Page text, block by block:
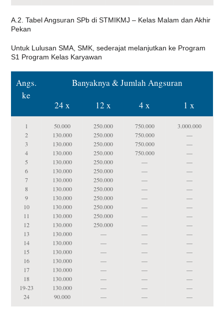
A.2. Tabel Angsuran SPb di STMIKMJ – Kelas Malam dan Akhir
Pekan
Untuk Lulusan SMA, SMK, sederajat melanjutkan ke Program
S1 Program Kelas Karyawan
Angs.
ke
Banyaknya & Jumlah Angsuran
24 x
12 x 4 x 1 x
1
2
3
4
5
6
7
8
9
10
11
12
13
14
15
16
17
18
19-23
24
50.000
130.000
130.000
130.000
130.000
130.000
130.000
130.000
130.000
130.000
130.000
130.000
130.000
130.000
130.000
130.000
130.000
130.000
130.000
90.000
250.000
250.000
250.000
250.000
250.000
250.000
250.000
250.000
250.000
250.000
250.000
250.000
—
—
—
—
—
—
—
—
750.000
750.000
750.000
750.000
—
—
—
—
—
—
—
—
—
—
—
—
—
—
—
—
3.000.000
—
—
—
—
—
—
—
—
—
—
—
—
—
—
—
—
—
—
—